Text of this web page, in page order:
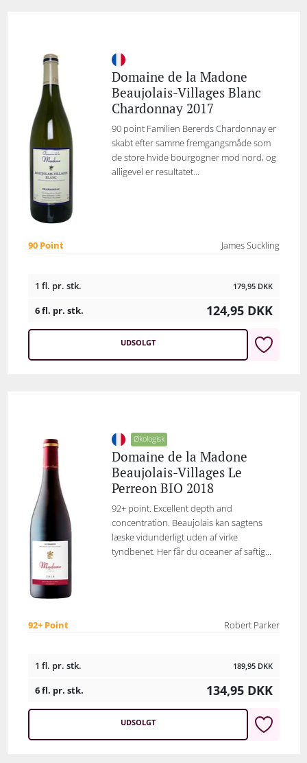
Domaine de la Madone
Beaujolais-Villages Blanc
Chardonnay 2017
90 point Familien Bererds Chardonnay er
skabt efter samme fremgangsmåde som
de store hvide bourgogner mod nord, og
alligevel er resultatet...
90 Point James Suckling
1 fl. pr. stk. 179,95 DKK
6 fl. pr. stk. 124,95 DKK
UDSOLGT
Økologisk
Domaine de la Madone
Beaujolais-Villages Le
Perreon BIO 2018
92+ point. Excellent depth and
concentration. Beaujolais kan sagtens
læske vidunderligt uden af virke
tyndbenet. Her får du oceaner af saftig...
92+ Point Robert Parker
1 fl. pr. stk. 189,95 DKK
6 fl. pr. stk. 134,95 DKK
UDSOLGT